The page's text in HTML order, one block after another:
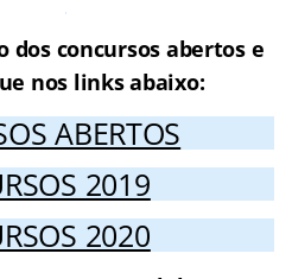
dos concursos abertos e
nos links abaixo:
ABERTOS
2019
2020